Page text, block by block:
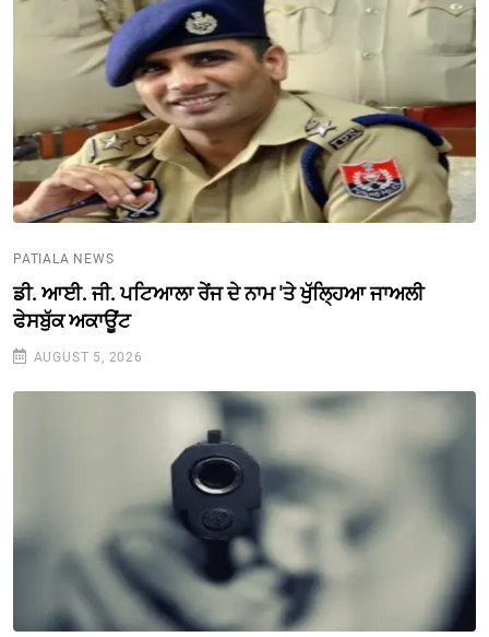
PATIALA NEWS
ਡੀ. ਆਈ. ਜੀ. ਪਟਿਆਲਾ ਰੇਂਜ ਦੇ ਨਾਮ 'ਤੇ ਖੁੱਲ੍ਹਿਆ ਜਾਅਲੀ
ਫੇਸਬੁੱਕ ਅਕਾਊਂਟ
AUGUST 5, 2026